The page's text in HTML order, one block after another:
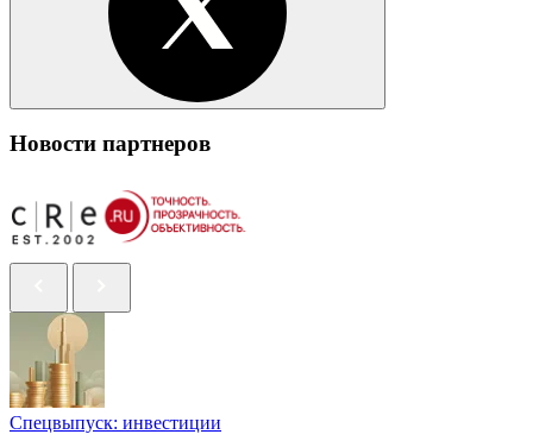
Новости партнеров
Спецвыпуск: инвестиции